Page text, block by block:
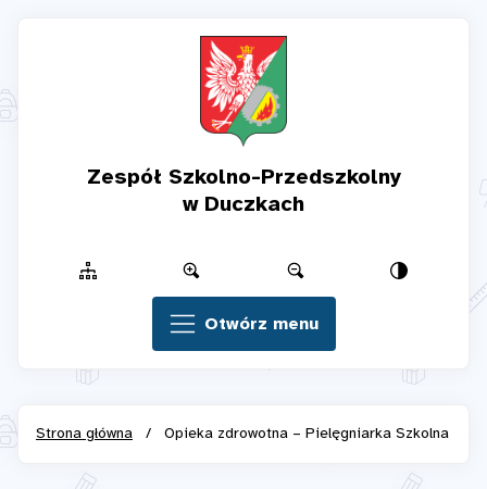
Zespół Szkolno-Przedszkolny
w Duczkach
Otwórz menu
Strona główna / Opieka zdrowotna – Pielęgniarka Szkolna